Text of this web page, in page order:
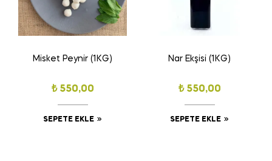
Misket Peynir (1KG)
₺550,00
SEPETE EKLE
Nar Ekşisi (1KG)
₺550,00
SEPETE EKLE